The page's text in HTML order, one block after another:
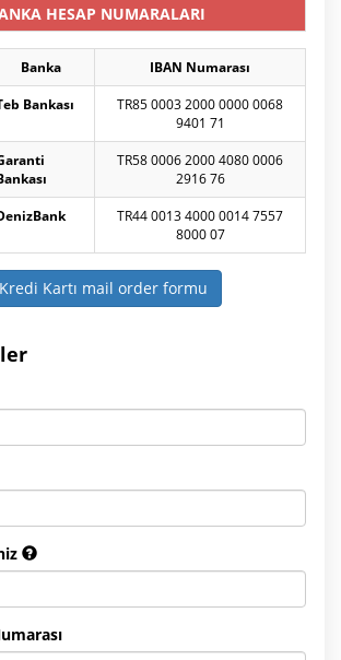
HESAP NUMARALARI
Banka
IBAN Numarası
Bankası
TR85 0003 2000 0000 0068
9401 71
TR58 0006 2000 4080 0006
2916 76
TR44 0013 4000 0014 7557
8000 07
Kartı mail order formu